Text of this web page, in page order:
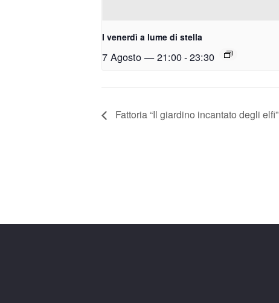
I venerdì a lume di stella
7 Agosto — 21:00-23:30
Fattoria “Il giardino incantato degli elfi”